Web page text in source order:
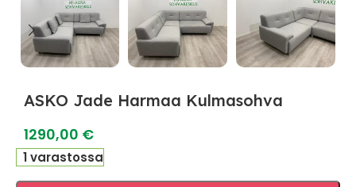
ASKO Jade Harmaa Kulmasohva
1290,00 €
1 varastossa